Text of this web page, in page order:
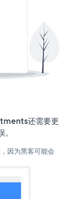
还需要更
因为黑客可能会